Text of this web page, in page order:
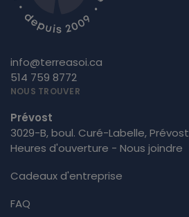
info@terreasoi.ca
514 759 8772
NOUS TROUVER
Prévost
3029-B, boul. Curé-Labelle, Prévost
Heures d'ouverture - Nous joindre
Cadeaux d'entreprise
FAQ